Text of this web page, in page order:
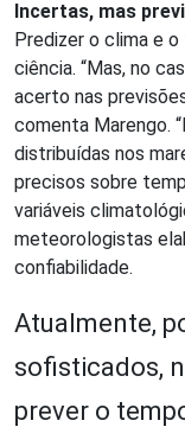
Incertas, mas
Predizer o clima e
ciência. “Mas, no
acerto nas
comenta Marengo.
distribuídas nos
precisos sobre
variáveis
meteorologistas
confiabilidade.
Atualmente,
sofisticados,
prever o